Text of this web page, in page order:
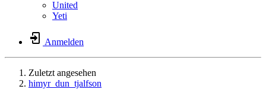
United
Yeti
Anmelden
Zuletzt angesehen
himyr_dun_tjalfson